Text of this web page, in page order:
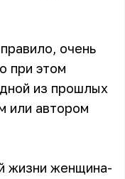
очень
при этом
из прошлых
или автором
жизни женщина-